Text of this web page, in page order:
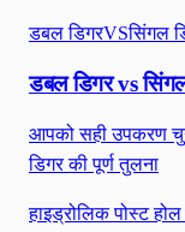
डबल डिगरVSसिंगल
डबल डिगर vs
आपको सही उपकरण
डिगर की पूर्ण तुलना
हाइड्रोलिक पोस्ट होल